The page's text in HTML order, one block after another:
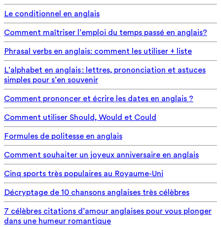
Le conditionnel en anglais
Comment maîtriser l’emploi du temps passé en anglais?
Phrasal verbs en anglais: comment les utiliser + liste
L’alphabet en anglais : lettres, prononciation et astuces
simples pour s’en souvenir
Comment prononcer et écrire les dates en anglais ?
Comment utiliser Should, Would et Could
Formules de politesse en anglais
Comment souhaiter un joyeux anniversaire en anglais
Cinq sports très populaires au Royaume-Uni
Décryptage de 10 chansons anglaises très célèbres
7 célèbres citations d’amour anglaises pour vous plonger
dans une humeur romantique